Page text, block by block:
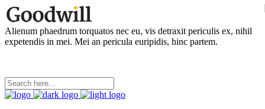
Alienum phaedrum torquatos nec eu, vis detraxit periculis ex, nihil
expetendis in mei. Mei an pericula euripidis, hinc partem.